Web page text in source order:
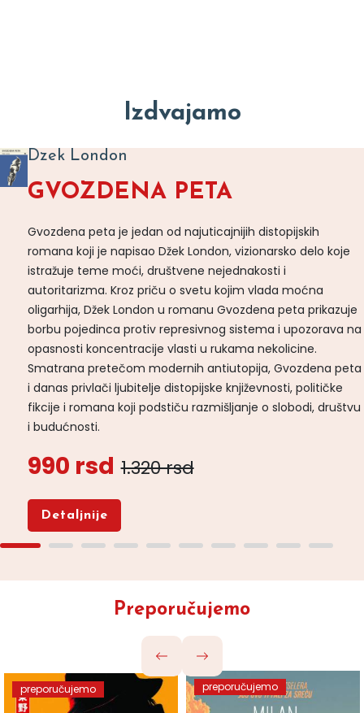
Izdvajamo
Dzek London
GVOZDENA PETA
Gvozdena peta je jedan od najuticajnijih distopijskih
romana koji je napisao Džek London, vizionarsko delo koje
istražuje teme moći, društvene nejednakosti i
autoritarizma. Kroz priču o svetu kojim vlada moćna
oligarhija, Džek London u romanu Gvozdena peta prikazuje
borbu pojedinca protiv represivnog sistema i upozorava na
opasnosti koncentracije vlasti u rukama nekolicine.
Smatrana pretečom modernih antiutopija, Gvozdena peta
i danas privlači ljubitelje distopijske književnosti, političke
fikcije i romana koji podstiču razmišljanje o slobodi, društvu
i budućnosti.
990 rsd 1.320 rsd
Detaljnije
Preporučujemo
preporučujemo preporučujemo